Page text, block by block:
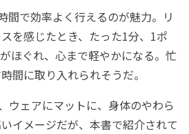
間で効率よく行えるのが魅力。リ
を感じたとき、たった1分、1ポ
ほぐれ、心まで軽やかになる。忙
間に取り入れられそうだ。
ウェアにマットに、身体のやわら
イメージだが、本書で紹介されて